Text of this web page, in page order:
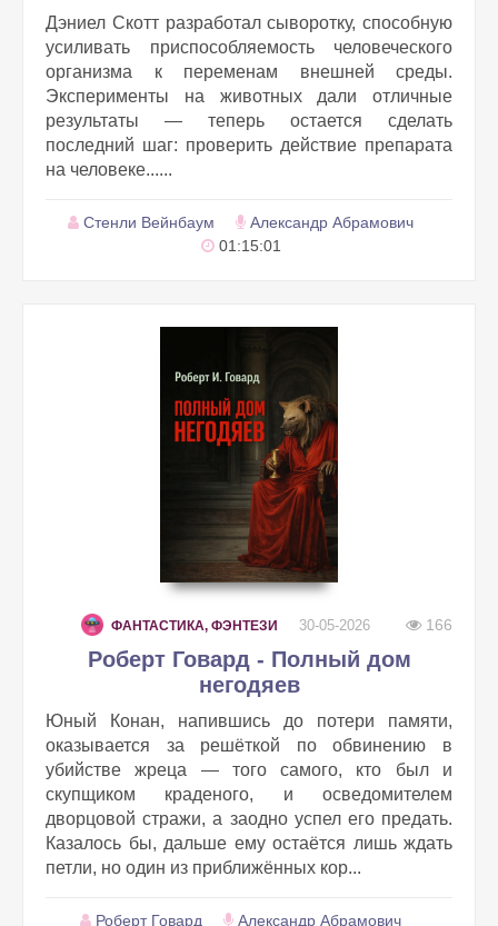
Дэниел Скотт разработал сыворотку, способную
усиливать приспособляемость человеческого
организма к переменам внешней среды.
Эксперименты на животных дали отличные
результаты — теперь остается сделать
последний шаг: проверить действие препарата
на человеке......
Стенли Вейнбаум
Александр Абрамович
01:15:01
ФАНТАСТИКА, ФЭНТЕЗИ 30-05-2026 166
Роберт Говард - Полный дом
негодяев
Юный Конан, напившись до потери памяти,
оказывается за решёткой по обвинению в
убийстве жреца — того самого, кто был и
скупщиком краденого, и осведомителем
дворцовой стражи, а заодно успел его предать.
Казалось бы, дальше ему остаётся лишь ждать
петли, но один из приближённых кор...
Роберт Говард Александр Абрамович